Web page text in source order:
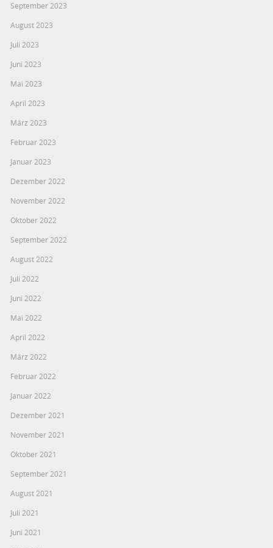
September 2023
August 2023
Juli 2023
Juni 2023
Mai 2023
April 2023
März 2023
Februar 2023
Januar 2023
Dezember 2022
November 2022
Oktober 2022
September 2022
August 2022
Juli 2022
Juni 2022
Mai 2022
April 2022
März 2022
Februar 2022
Januar 2022
Dezember 2021
November 2021
Oktober 2021
September 2021
August 2021
Juli 2021
Juni 2021